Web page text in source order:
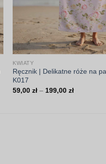
KWIATY
Ręcznik | Delikatne róże na
K017
59,00zł – 199,00złZakres